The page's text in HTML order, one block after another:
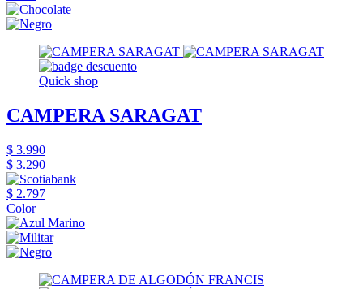
Quick shop
CAMPERA SARAGAT
$ 3.990
$ 3.290
$ 2.797
Color